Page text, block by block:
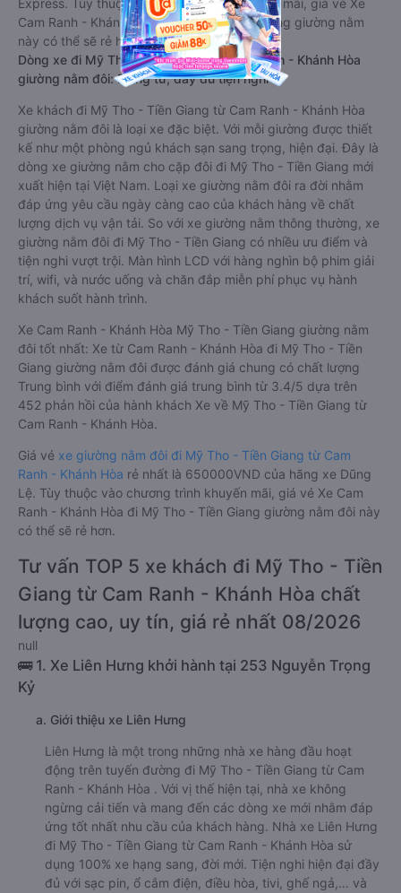
Express. Tùy thuộc vào chương trình khuyến mãi, giá vé Xe
Cam Ranh - Khánh Hòa đi Mỹ Tho - Tiền Giang giường nằm
này có thể sẽ rẻ hơn.
Dòng xe đi Mỹ Tho - Tiền Giang từ Cam Ranh - Khánh Hòa
giường nằm đôi: Riêng tư, đầy đủ tiện nghi
Xe khách đi Mỹ Tho - Tiền Giang từ Cam Ranh - Khánh Hòa
giường nằm đôi là loại xe đặc biệt. Với mỗi giường được thiết
kế như một phòng ngủ khách sạn sang trọng, hiện đại. Đây là
dòng xe giường nằm cho cặp đôi đi Mỹ Tho - Tiền Giang mới
xuất hiện tại Việt Nam. Loại xe giường nằm đôi ra đời nhằm
đáp ứng yêu cầu ngày càng cao của khách hàng về chất
lượng dịch vụ vận tải. So với xe giường nằm thông thường, xe
giường nằm đôi đi Mỹ Tho - Tiền Giang có nhiều ưu điểm và
tiện nghi vượt trội. Màn hình LCD với hàng nghìn bộ phim giải
trí, wifi, và nước uống và chăn đắp miễn phí phục vụ hành
khách suốt hành trình.
Xe Cam Ranh - Khánh Hòa Mỹ Tho - Tiền Giang giường nằm
đôi tốt nhất: Xe từ Cam Ranh - Khánh Hòa đi Mỹ Tho - Tiền
Giang giường nằm đôi được đánh giá chung có chất lượng
Trung bình với điểm đánh giá trung bình từ 3.4/5 dựa trên
452 phản hồi của hành khách Xe về Mỹ Tho - Tiền Giang từ
Cam Ranh - Khánh Hòa.
Giá vé xe giường nằm đôi đi Mỹ Tho - Tiền Giang từ Cam
Ranh - Khánh Hòa rẻ nhất là 650000VND của hãng xe Dũng
Lệ. Tùy thuộc vào chương trình khuyến mãi, giá vé Xe Cam
Ranh - Khánh Hòa đi Mỹ Tho - Tiền Giang giường nằm đôi này
có thể sẽ rẻ hơn.
Tư vấn TOP 5 xe khách đi Mỹ Tho - Tiền
Giang từ Cam Ranh - Khánh Hòa chất
lượng cao, uy tín, giá rẻ nhất 08/2026
null
🚌 1. Xe Liên Hưng khởi hành tại 253 Nguyễn Trọng
Kỷ
a. Giới thiệu xe Liên Hưng
Liên Hưng là một trong những nhà xe hàng đầu hoạt
động trên tuyến đường đi Mỹ Tho - Tiền Giang từ Cam
Ranh - Khánh Hòa . Với vị thế hiện tại, nhà xe không
ngừng cải tiến và mang đến các dòng xe mới nhằm đáp
ứng tốt nhất nhu cầu của khách hàng. Nhà xe Liên Hưng
đi Mỹ Tho - Tiền Giang từ Cam Ranh - Khánh Hòa sử
dụng 100% xe hạng sang, đời mới. Tiện nghi hiện đại đầy
đủ với sạc pin, ổ cắm điện, điều hòa, tivi, ghế ngả,… và